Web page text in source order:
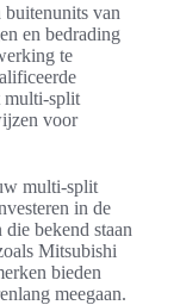
van
en bedrading
te
multi-split
voor
multi-split
in de
bekend staan
Mitsubishi
bieden
meegaan.